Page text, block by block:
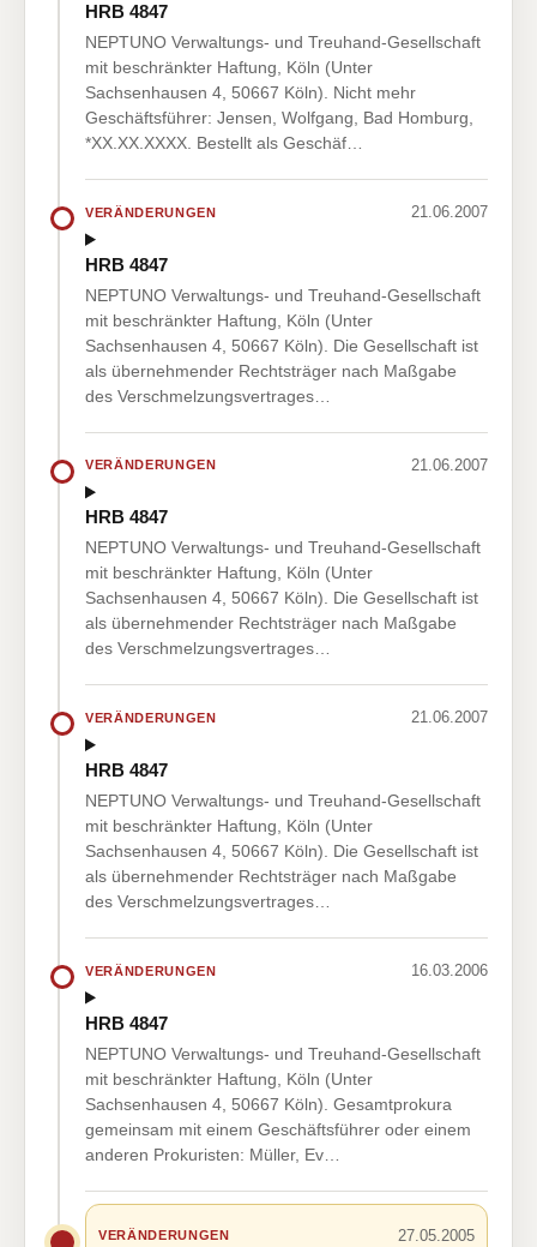
HRB 4847
NEPTUNO Verwaltungs- und Treuhand-Gesellschaft
mit beschränkter Haftung, Köln (Unter
Sachsenhausen 4, 50667 Köln). Nicht mehr
Geschäftsführer: Jensen, Wolfgang, Bad Homburg,
*XX.XX.XXXX. Bestellt als Geschäf…
VERÄNDERUNGEN 21.06.2007
HRB 4847
NEPTUNO Verwaltungs- und Treuhand-Gesellschaft
mit beschränkter Haftung, Köln (Unter
Sachsenhausen 4, 50667 Köln). Die Gesellschaft ist
als übernehmender Rechtsträger nach Maßgabe
des Verschmelzungsvertrages…
VERÄNDERUNGEN 21.06.2007
HRB 4847
NEPTUNO Verwaltungs- und Treuhand-Gesellschaft
mit beschränkter Haftung, Köln (Unter
Sachsenhausen 4, 50667 Köln). Die Gesellschaft ist
als übernehmender Rechtsträger nach Maßgabe
des Verschmelzungsvertrages…
VERÄNDERUNGEN 21.06.2007
HRB 4847
NEPTUNO Verwaltungs- und Treuhand-Gesellschaft
mit beschränkter Haftung, Köln (Unter
Sachsenhausen 4, 50667 Köln). Die Gesellschaft ist
als übernehmender Rechtsträger nach Maßgabe
des Verschmelzungsvertrages…
VERÄNDERUNGEN 16.03.2006
HRB 4847
NEPTUNO Verwaltungs- und Treuhand-Gesellschaft
mit beschränkter Haftung, Köln (Unter
Sachsenhausen 4, 50667 Köln). Gesamtprokura
gemeinsam mit einem Geschäftsführer oder einem
anderen Prokuristen: Müller, Ev…
VERÄNDERUNGEN 27.05.2005